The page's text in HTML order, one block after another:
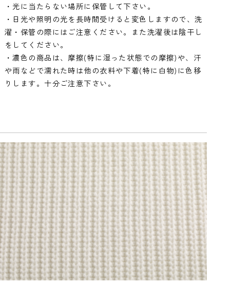
・光に当たらない場所に保管して下さい。
・日光や照明の光を長時間受けると変色しますので、洗
濯・保管の際にはご注意ください。また洗濯後は陰干し
をしてください。
・濃色の商品は、摩擦(特に湿った状態での摩擦)や、汗
や雨などで濡れた時は他の衣料や下着(特に白物)に色移
りします。十分ご注意下さい。